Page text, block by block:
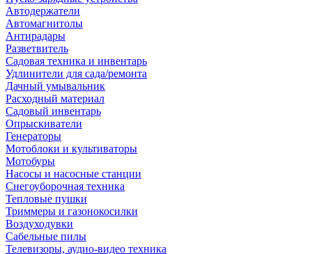
Автодержатели
Автомагнитолы
Антирадары
Разветвитель
Садовая техника и инвентарь
Удлинители для сада/ремонта
Дачный умывальник
Расходный материал
Садовый инвентарь
Опрыскиватели
Генераторы
Мотоблоки и культиваторы
Мотобуры
Насосы и насосные станции
Снегоуборочная техника
Тепловые пушки
Триммеры и газонокосилки
Воздуходувки
Сабельные пилы
Телевизоры, аудио-видео техника